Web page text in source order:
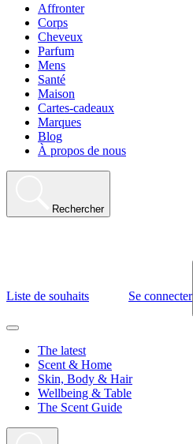
Affronter
Corps
Cheveux
Parfum
Mens
Santé
Maison
Cartes-cadeaux
Marques
Blog
À propos de nous
Rechercher
Liste de souhaits Se connecter
The latest
Scent & Home
Skin, Body & Hair
Wellbeing & Table
The Scent Guide